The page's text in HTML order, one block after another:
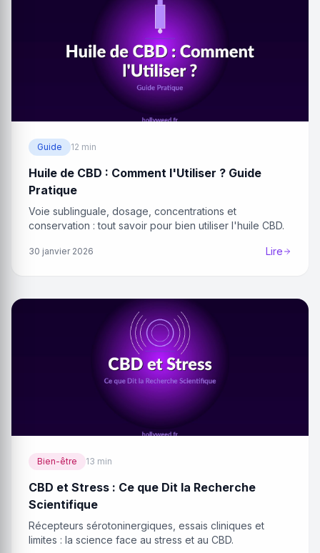
Guide 12 min
Huile de CBD : Comment l'Utiliser ? Guide
Pratique
Voie sublinguale, dosage, concentrations et
conservation : tout savoir pour bien utiliser l'huile CBD.
30 janvier 2026 Lire
Bien-être 13 min
CBD et Stress : Ce que Dit la Recherche
Scientifique
Récepteurs sérotoninergiques, essais cliniques et
limites : la science face au stress et au CBD.